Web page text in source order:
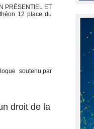
PRÉSENTIEL ET
12 place du
soutenu par
droit de la